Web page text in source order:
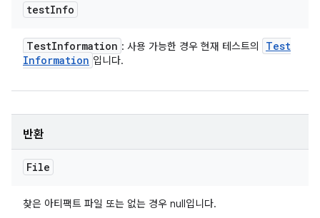
testInfo
TestInformation : 사용 가능한 경우 현재 테스트의
Test
Information 입니다.
반환
File
찾은 아티팩트 파일 또는 없는 경우 null입니다.